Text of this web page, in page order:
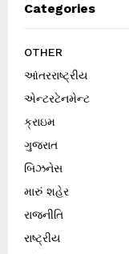
Categories
OTHER
આંતરરાષ્ટ્રીય
એન્ટરટેનમેન્ટ
ક્રાઇમ
ગુજરાત
બિઝનેસ
મારું શહેર
રાજનીતિ
રાષ્ટ્રીય